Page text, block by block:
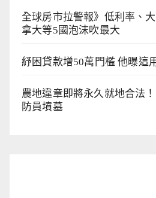
全球房市拉警報》低利率、
拿大等5國泡沫吹最大
紓困貸款增50萬門檻 他曝這
農地違章即將永久就地合法
防員墳墓